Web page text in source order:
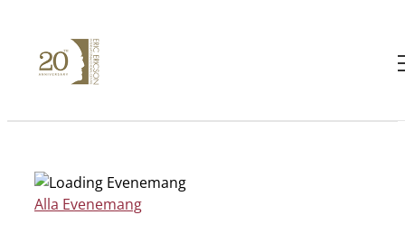
innehållet
Alla Evenemang